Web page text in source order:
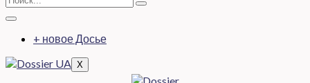
+ новое Досье
X